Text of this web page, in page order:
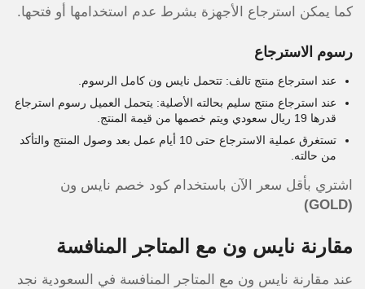
كما يمكن استرجاع الأجهزة بشرط عدم استخدامها أو فتحها.
رسوم الاسترجاع
عند استرجاع منتج تالف: تتحمل نايس ون كامل الرسوم.
عند استرجاع منتج سليم بحالته الأصلية: يتحمل العميل رسوم استرجاع
قدرها 19 ريال سعودي ويتم خصمها من قيمة المنتج.
تستغرق عملية الاسترجاع حتى 10 أيام عمل بعد وصول المنتج والتأكد
من حالته.
اشتري بأقل سعر الآن باستخدام كود خصم نايس ون
(GOLD)
مقارنة نايس ون مع المتاجر المنافسة
عند مقارنة نايس ون مع المتاجر المنافسة في السعودية نجد